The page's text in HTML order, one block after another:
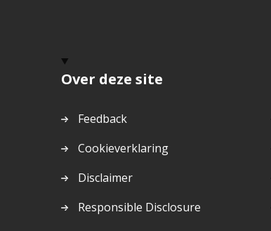
Over deze site
Feedback
Cookieverklaring
Disclaimer
Responsible Disclosure